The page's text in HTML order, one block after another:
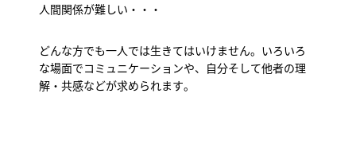
人間関係が難しい・・・
どんな方でも一人では生きてはいけません。いろいろ
な場面でコミュニケーションや、自分そして他者の理
解・共感などが求められます。